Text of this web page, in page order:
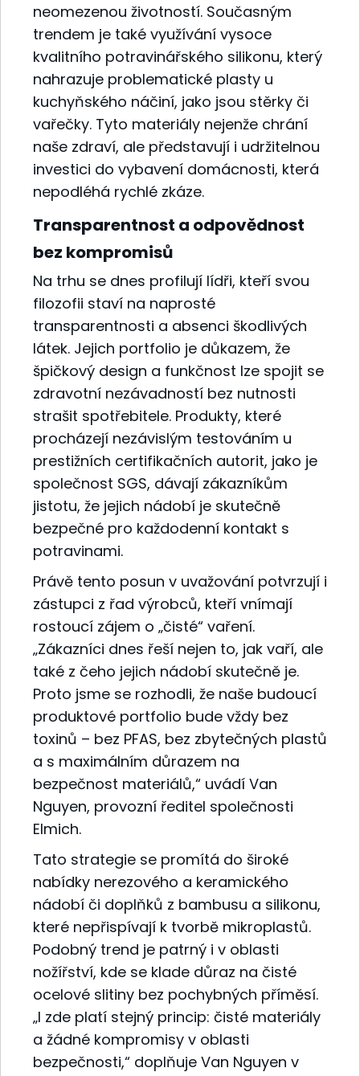
neomezenou životností. Současným
trendem je také využívání vysoce
kvalitního potravinářského silikonu, který
nahrazuje problematické plasty u
kuchyňského náčiní, jako jsou stěrky či
vařečky. Tyto materiály nejenže chrání
naše zdraví, ale představují i udržitelnou
investici do vybavení domácnosti, která
nepodléhá rychlé zkáze.
Transparentnost a odpovědnost
bez kompromisů
Na trhu se dnes profilují lídři, kteří svou
filozofii staví na naprosté
transparentnosti a absenci škodlivých
látek. Jejich portfolio je důkazem, že
špičkový design a funkčnost lze spojit se
zdravotní nezávadností bez nutnosti
strašit spotřebitele. Produkty, které
procházejí nezávislým testováním u
prestižních certifikačních autorit, jako je
společnost SGS, dávají zákazníkům
jistotu, že jejich nádobí je skutečně
bezpečné pro každodenní kontakt s
potravinami.
Právě tento posun v uvažování potvrzují i
zástupci z řad výrobců, kteří vnímají
rostoucí zájem o „čisté“ vaření.
„Zákazníci dnes řeší nejen to, jak vaří, ale
také z čeho jejich nádobí skutečně je.
Proto jsme se rozhodli, že naše budoucí
produktové portfolio bude vždy bez
toxinů – bez PFAS, bez zbytečných plastů
a s maximálním důrazem na
bezpečnost materiálů,“ uvádí Van
Nguyen, provozní ředitel společnosti
Elmich.
Tato strategie se promítá do široké
nabídky nerezového a keramického
nádobí či doplňků z bambusu a silikonu,
které nepřispívají k tvorbě mikroplastů.
Podobný trend je patrný i v oblasti
nožířství, kde se klade důraz na čisté
ocelové slitiny bez pochybných příměsí.
„I zde platí stejný princip: čisté materiály
a žádné kompromisy v oblasti
bezpečnosti,“ doplňuje Van Nguyen v